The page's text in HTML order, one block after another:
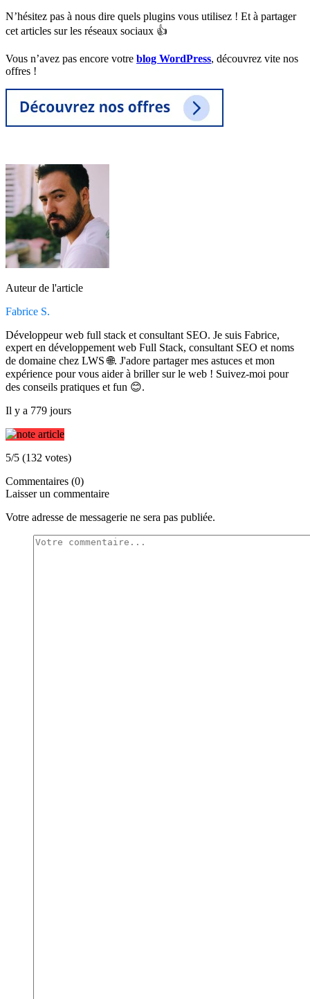
N’hésitez pas à nous dire quels plugins vous utilisez ! Et à partager
cet articles sur les réseaux sociaux 👍
Vous n’avez pas encore votre blog WordPress, découvrez vite nos
offres !
Auteur de l'article
Fabrice S.
Développeur web full stack et consultant SEO. Je suis Fabrice,
expert en développement web Full Stack, consultant SEO et noms
de domaine chez LWS 🌐. J'adore partager mes astuces et mon
expérience pour vous aider à briller sur le web ! Suivez-moi pour
des conseils pratiques et fun 😊.
Il y a 779 jours
5/5 (132 votes)
Commentaires (0)
Laisser un commentaire
Votre adresse de messagerie ne sera pas publiée.